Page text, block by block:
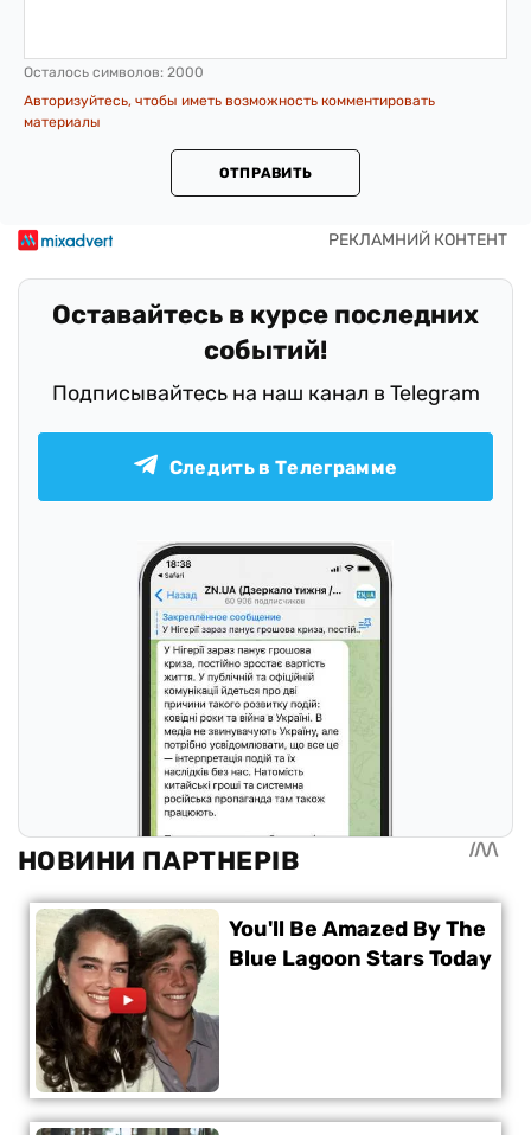
Осталось символов: 2000
Авторизуйтесь, чтобы иметь возможность комментировать
материалы
ОТПРАВИТЬ
Оставайтесь в курсе последних
событий!
Подписывайтесь на наш канал в Telegram
Следить в Телеграмме